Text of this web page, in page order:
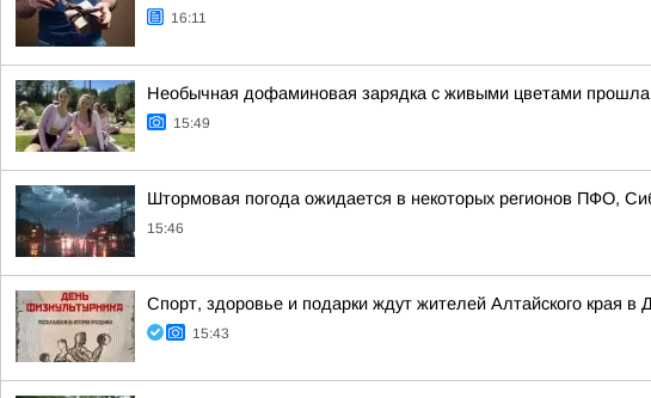
16:11
Необычная дофаминовая зарядка с живыми цветами прошла
15:49
Штормовая погода ожидается в некоторых регионов ПФО,
15:46
Спорт, здоровье и подарки ждут жителей Алтайского края в
15:43